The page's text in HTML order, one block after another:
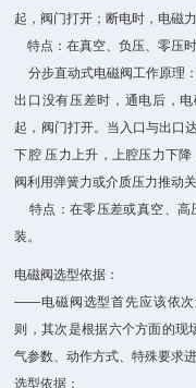
起，阀门打开；断电时，电磁
特点：在真空、负压、零压
分步直动式电磁阀工作原理
出口没有压差时，通电后，
起，阀门打开。当入口与出口
下腔 压力上升，上腔压力下
阀利用弹簧力或介质压力推动
特点：在零压差或真空、高
装。
电磁阀选型依据：
——电磁阀选型首先应该依次
则，其次是根据六个方面的现
气参数、动作方式、特殊要求进
选型依据：